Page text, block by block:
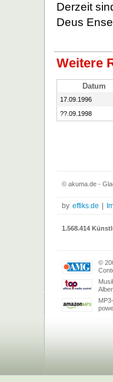
Derzeit
Deus
Weitere
Datum
17.09.1996
??.09.1998
© akuma.de -
by effiks.de
1.568.414
©